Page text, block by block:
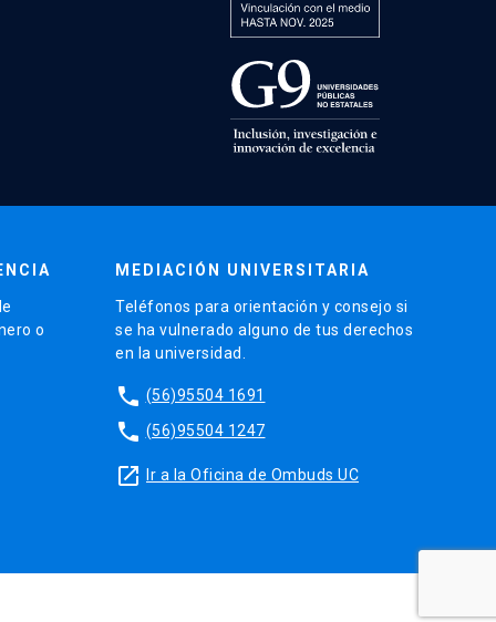
o
MEDIACIÓN UNIVERSITARIA
Teléfonos para orientación y consejo si
se ha vulnerado alguno de tus derechos
en la universidad.
phone (56)95504 1691
phone (56)95504 1247
launch Ir a la Oficina de Ombuds UC